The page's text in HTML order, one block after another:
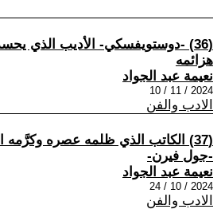
(36) -دوستويفسكي- الأديب الذي يحسد
هزائمه
نعيمة عبد الجواد
2024 / 11 / 10
الادب والفن
(37) الكاتب الذي ظلمه عصره وكرَّمه
-جول فيرن-
نعيمة عبد الجواد
2024 / 10 / 24
الادب والفن